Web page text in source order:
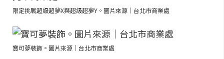
限定挑戰超級超夢X與超級超夢Y。圖片來源｜台北市商業處
寶可夢裝飾。圖片來源｜台北市商業處